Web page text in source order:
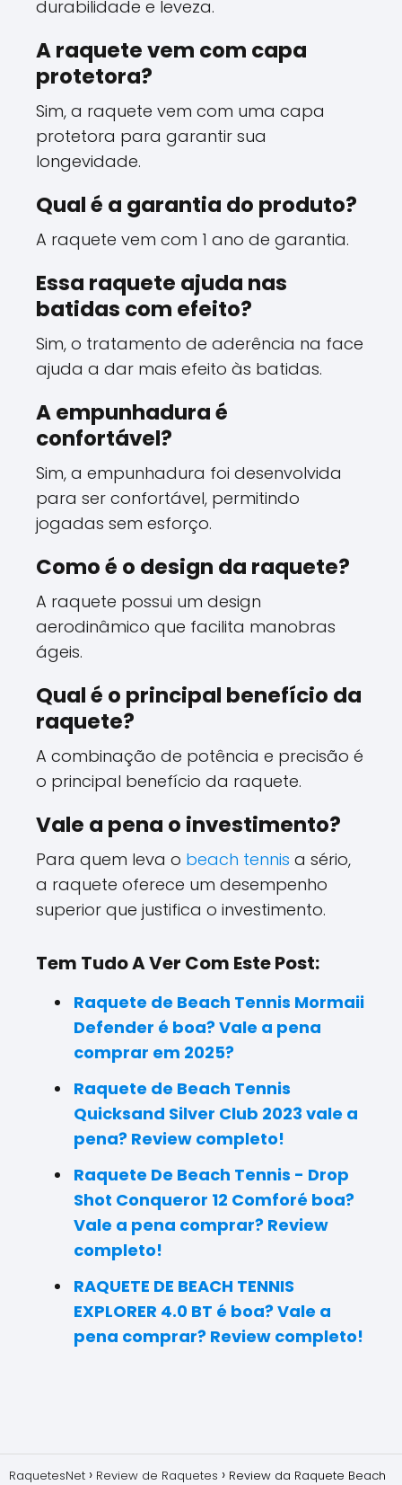
durabilidade e leveza.
A raquete vem com capa
protetora?
Sim, a raquete vem com uma capa
protetora para garantir sua
longevidade.
Qual é a garantia do produto?
A raquete vem com 1 ano de garantia.
Essa raquete ajuda nas
batidas com efeito?
Sim, o tratamento de aderência na face
ajuda a dar mais efeito às batidas.
A empunhadura é
confortável?
Sim, a empunhadura foi desenvolvida
para ser confortável, permitindo
jogadas sem esforço.
Como é o design da raquete?
A raquete possui um design
aerodinâmico que facilita manobras
ágeis.
Qual é o principal benefício da
raquete?
A combinação de potência e precisão é
o principal benefício da raquete.
Vale a pena o investimento?
Para quem leva o beach tennis a sério,
a raquete oferece um desempenho
superior que justifica o investimento.
Tem Tudo A Ver Com Este Post:
Raquete de Beach Tennis Mormaii
Defender é boa? Vale a pena
comprar em 2025?
Raquete de Beach Tennis
Quicksand Silver Club 2023 vale a
pena? Review completo!
Raquete De Beach Tennis - Drop
Shot Conqueror 12 Comforé boa?
Vale a pena comprar? Review
completo!
RAQUETE DE BEACH TENNIS
EXPLORER 4.0 BT é boa? Vale a
pena comprar? Review completo!
RaquetesNet Review de Raquetes Review da Raquete Beach